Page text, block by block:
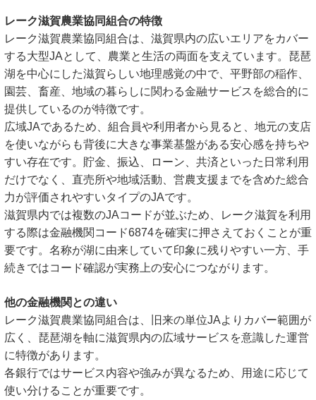
レーク滋賀農業協同組合の特徴
レーク滋賀農業協同組合は、滋賀県内の広いエリアをカバー
する大型JAとして、農業と生活の両面を支えています。琵琶
湖を中心にした滋賀らしい地理感覚の中で、平野部の稲作、
園芸、畜産、地域の暮らしに関わる金融サービスを総合的に
提供しているのが特徴です。
広域JAであるため、組合員や利用者から見ると、地元の支店
を使いながらも背後に大きな事業基盤がある安心感を持ちや
すい存在です。貯金、振込、ローン、共済といった日常利用
だけでなく、直売所や地域活動、営農支援までを含めた総合
力が評価されやすいタイプのJAです。
滋賀県内では複数のJAコードが並ぶため、レーク滋賀を利用
する際は金融機関コード6874を確実に押さえておくことが重
要です。名称が湖に由来していて印象に残りやすい一方、手
続きではコード確認が実務上の安心につながります。
他の金融機関との違い
レーク滋賀農業協同組合は、旧来の単位JAよりカバー範囲が
広く、琵琶湖を軸に滋賀県内の広域サービスを意識した運営
に特徴があります。
各銀行ではサービス内容や強みが異なるため、用途に応じて
使い分けることが重要です。